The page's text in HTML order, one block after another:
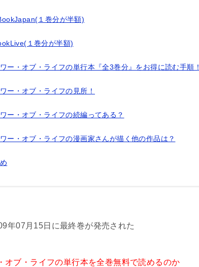
１巻分が半額)
１巻分が半額)
ー・オブ・ライフの単行本『全3巻分』をお得に読む手順！
ー・オブ・ライフの見所！
ー・オブ・ライフの続編ってある？
ー・オブ・ライフの漫画家さんが描く他の作品は？
年07月15日に最終巻が発売された
オブ・ライフの単行本を全巻無料で読めるのか